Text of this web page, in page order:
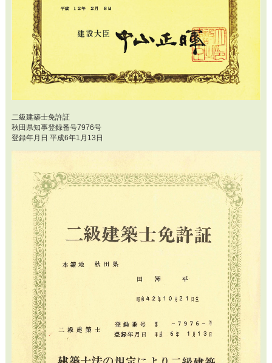
二級建築士免許証
秋田県知事登録番号7976号
登録年月日 平成6年1月13日